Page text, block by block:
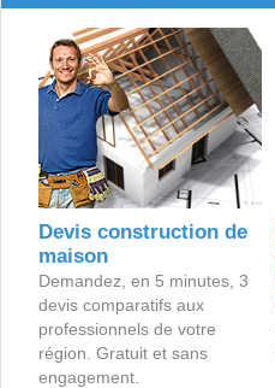
Devis construction de
maison
Demandez, en 5 minutes, 3
devis comparatifs aux
professionnels de votre
région. Gratuit et sans
engagement.